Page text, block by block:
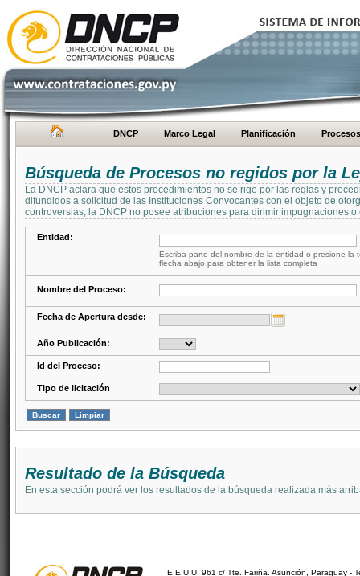
DNCP Marco Legal Planificación Procesos
Búsqueda de Procesos no regidos por la
La DNCP aclara que estos procedimientos no se rige por las reglas y
difundidos a solicitud de las Instituciones Convocantes con el objeto de
controversias, la DNCP no posee atribuciones para dirimir impugnaciones
Entidad:
Escriba parte del nombre de la entidad o presione la
flecha abajo para obtener la lista completa
Nombre del Proceso:
Fecha de Apertura desde:
Año Publicación:
Id del Proceso:
Tipo de licitación
Resultado de la Búsqueda
En esta sección podrá ver los resultados de la búsqueda realizada más
E.E.U.U. 961 c/ Tte. Fariña. Asunción, Paraguay -